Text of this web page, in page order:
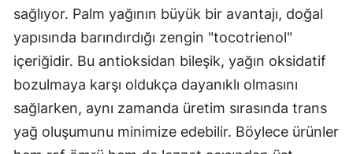
sağlıyor. Palm yağının büyük bir avantajı, doğal
yapısında barındırdığı zengin "tocotrienol"
içeriğidir. Bu antioksidan bileşik, yağın oksidatif
bozulmaya karşı oldukça dayanıklı olmasını
sağlarken, aynı zamanda üretim sırasında trans
yağ oluşumunu minimize edebilir. Böylece ürünler